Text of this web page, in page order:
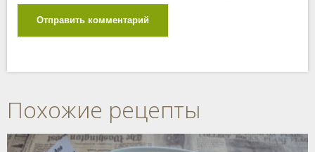
Отправить комментарий
Похожие рецепты